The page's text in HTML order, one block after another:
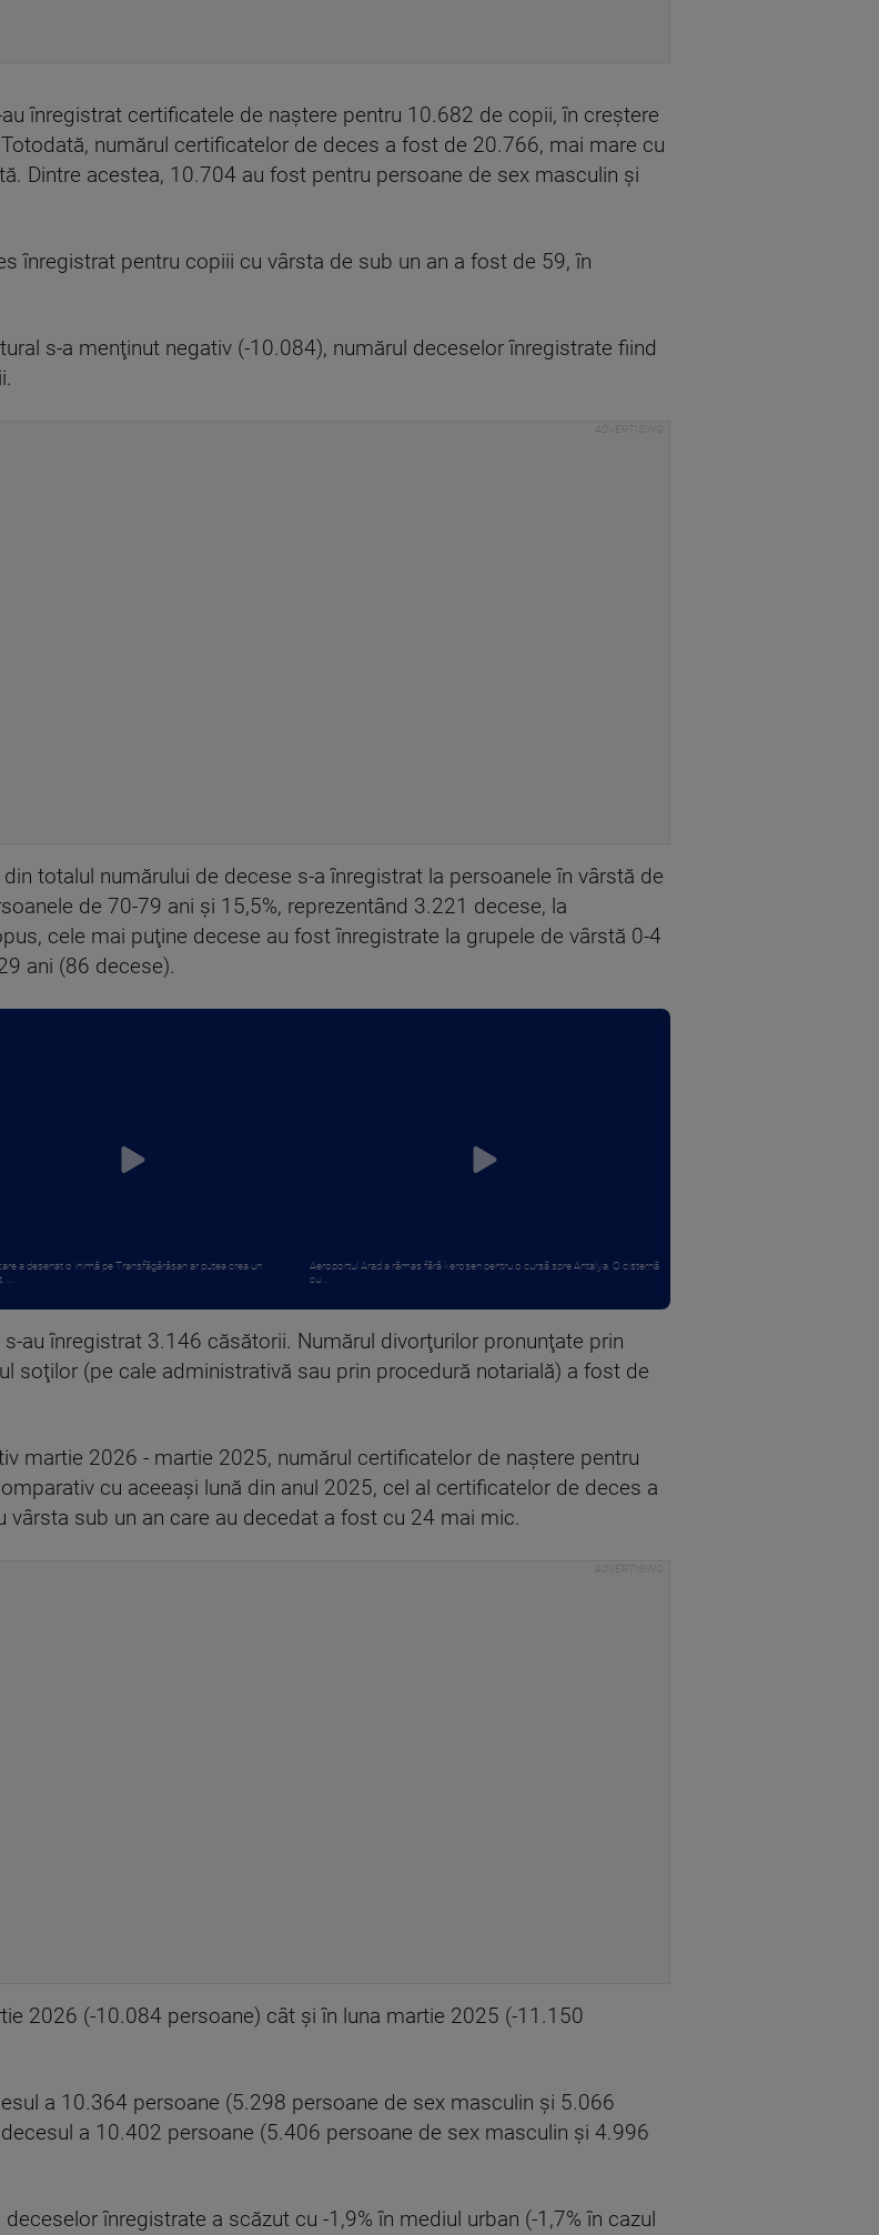
înregistrat certificatele de naştere pentru 10.682 de copii, în creştere
numărul certificatelor de deces a fost de 20.766, mai mare cu
Dintre acestea, 10.704 au fost pentru persoane de sex masculin şi
înregistrat pentru copiii cu vârsta de sub un an a fost de 59, în
s-a menţinut negativ (-10.084), numărul deceselor înregistrate fiind
totalul numărului de decese s-a înregistrat la persoanele în vârstă de
de 70-79 ani şi 15,5%, reprezentând 3.221 decese, la
cele mai puţine decese au fost înregistrate la grupele de vârstă 0-4
ani (86 decese).
a desenat o inimă pe Transfăgărășan ar putea crea un
Aeroportul Arad a rămas fără kerosen pentru o cursă spre Antalya. O cisternă
cu ...
au înregistrat 3.146 căsătorii. Numărul divorţurilor pronunţate prin
soţilor (pe cale administrativă sau prin procedură notarială) a fost de
martie 2026 - martie 2025, numărul certificatelor de naştere pentru
cu aceeaşi lună din anul 2025, cel al certificatelor de deces a
vârsta sub un an care au decedat a fost cu 24 mai mic.
2026 (-10.084 persoane) cât şi în luna martie 2025 (-11.150
a 10.364 persoane (5.298 persoane de sex masculin şi 5.066
a 10.402 persoane (5.406 persoane de sex masculin şi 4.996
înregistrate a scăzut cu -1,9% în mediul urban (-1,7% în cazul